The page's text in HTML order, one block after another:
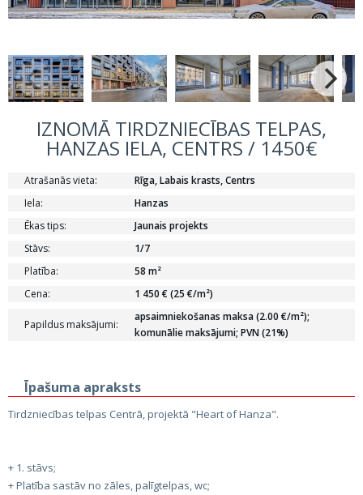
IZNOMĀ TIRDZNIECĪBAS TELPAS,
HANZAS IELA, CENTRS / 1450€
Atrašanās vieta:
Rīga, Labais krasts, Centrs
Iela:
Hanzas
Ēkas tips:
Jaunais projekts
Stāvs:
1/7
Platība:
58 m²
Cena:
1 450 € (25 €/m²)
Papildus maksājumi:
apsaimniekošanas maksa (2.00 €/m²);
komunālie maksājumi; PVN (21%)
Īpašuma apraksts
Tirdzniecības telpas Centrā, projektā "Heart of Hanza".
+ 1. stāvs;
+ Platība sastāv no zāles, palīgtelpas, wc;